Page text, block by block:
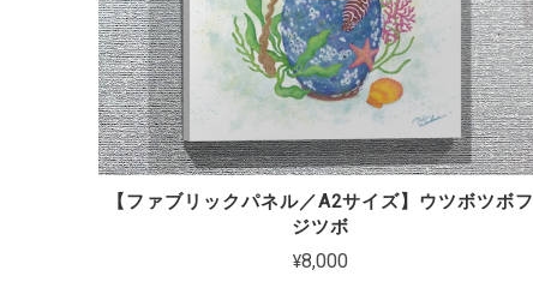
【ファブリックパネル／A2サイズ】ウツボツボフ
ジツボ
¥8,000